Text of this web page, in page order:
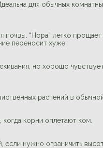
для обычных
почвы. “Нора” легко прощает
переносит хуже.
но хорошо
растений в
корни оплетают ком.
нужно ограничить